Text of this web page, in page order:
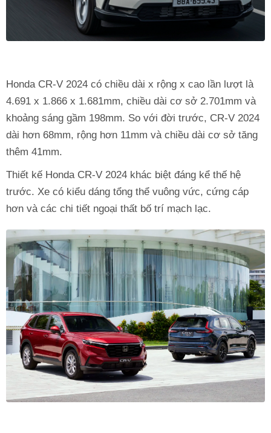
Honda CR-V 2024 có chiều dài x rộng x cao lần lượt là
4.691 x 1.866 x 1.681mm, chiều dài cơ sở 2.701mm và
khoảng sáng gầm 198mm. So với đời trước, CR-V 2024
dài hơn 68mm, rộng hơn 11mm và chiều dài cơ sở tăng
thêm 41mm.
Thiết kế Honda CR-V 2024 khác biệt đáng kể thế hệ
trước. Xe có kiểu dáng tổng thể vuông vức, cứng cáp
hơn và các chi tiết ngoại thất bố trí mạch lạc.